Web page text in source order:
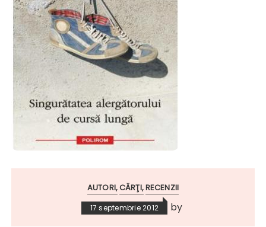
AUTORI CĂRŢI RECENZII
17 septembrie 2012 by